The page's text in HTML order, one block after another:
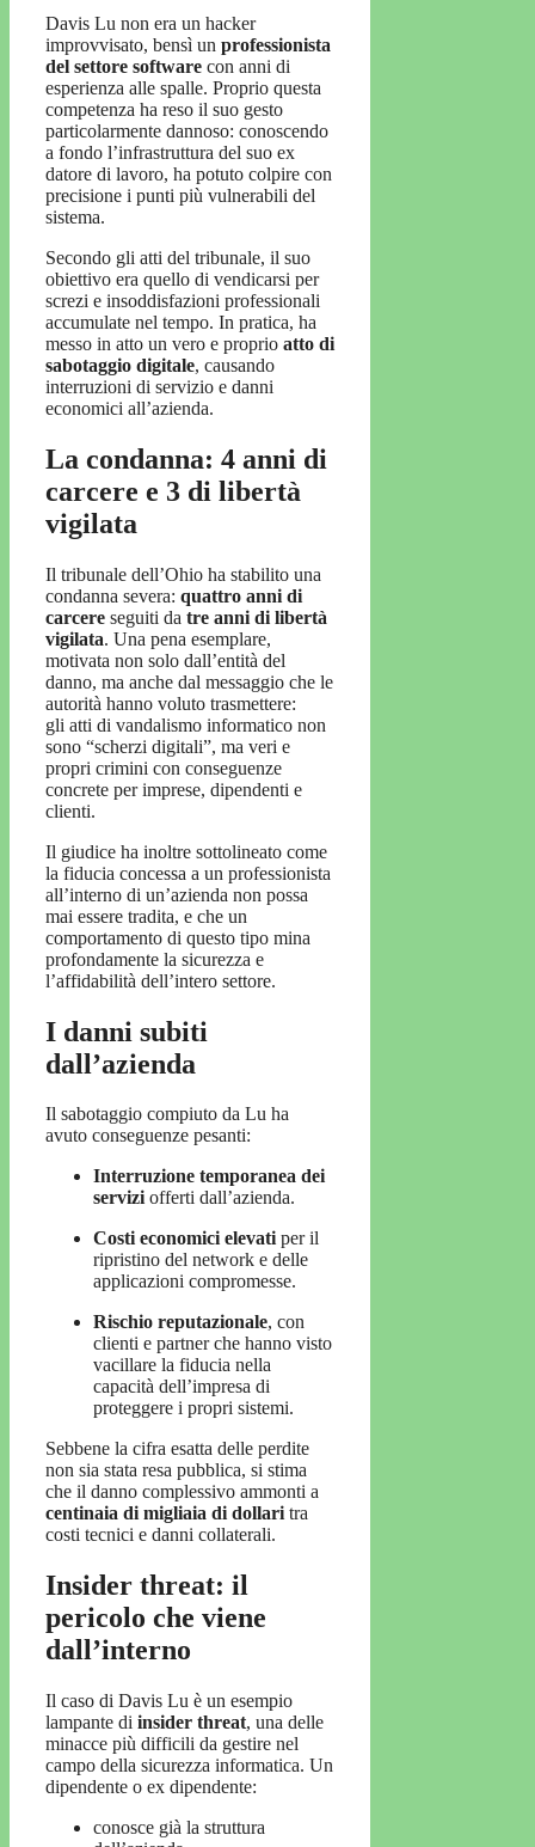
Davis Lu non era un hacker
improvvisato, bensì un professionista
del settore software con anni di
esperienza alle spalle. Proprio questa
competenza ha reso il suo gesto
particolarmente dannoso: conoscendo
a fondo l’infrastruttura del suo ex
datore di lavoro, ha potuto colpire con
precisione i punti più vulnerabili del
sistema.
Secondo gli atti del tribunale, il suo
obiettivo era quello di vendicarsi per
screzi e insoddisfazioni professionali
accumulate nel tempo. In pratica, ha
messo in atto un vero e proprio atto di
sabotaggio digitale, causando
interruzioni di servizio e danni
economici all’azienda.
La condanna: 4 anni di
carcere e 3 di libertà
vigilata
Il tribunale dell’Ohio ha stabilito una
condanna severa: quattro anni di
carcere seguiti da tre anni di libertà
vigilata. Una pena esemplare,
motivata non solo dall’entità del
danno, ma anche dal messaggio che le
autorità hanno voluto trasmettere:
gli atti di vandalismo informatico non
sono “scherzi digitali”, ma veri e
propri crimini con conseguenze
concrete per imprese, dipendenti e
clienti.
Il giudice ha inoltre sottolineato come
la fiducia concessa a un professionista
all’interno di un’azienda non possa
mai essere tradita, e che un
comportamento di questo tipo mina
profondamente la sicurezza e
l’affidabilità dell’intero settore.
I danni subiti
dall’azienda
Il sabotaggio compiuto da Lu ha
avuto conseguenze pesanti:
Interruzione temporanea dei
serviziofferti dall’azienda.
Costi economici elevatiper il
ripristino del network e delle
applicazioni compromesse.
Rischio reputazionale, con
clienti e partner che hanno visto
vacillare la fiducia nella
capacità dell’impresa di
proteggere i propri sistemi.
Sebbene la cifra esatta delle perdite
non sia stata resa pubblica, si stima
che il danno complessivo ammonti a
centinaia di migliaia di dollaritra
costi tecnici e danni collaterali.
Insider threat: il
pericolo che viene
dall’interno
Il caso di Davis Lu è un esempio
lampante di insider threat, una delle
minacce più difficili da gestire nel
campo della sicurezza informatica. Un
dipendente o ex dipendente:
conosce già la struttura